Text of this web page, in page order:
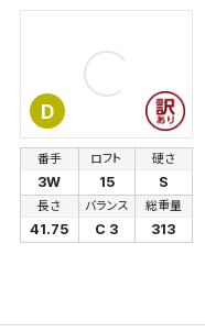
D
番手
3W
ロフト
15
硬さ
S
長さ
41.75
バランス
C 3
総重量
313